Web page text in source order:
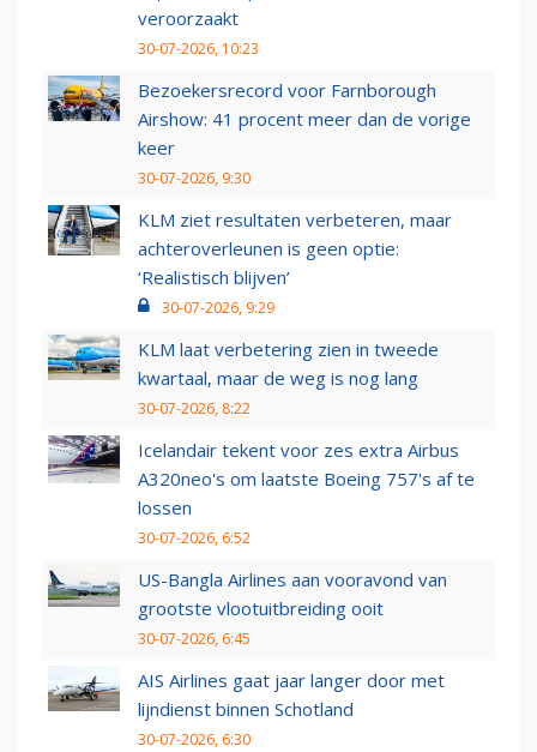
veroorzaakt
30-07-2026, 10:23
Bezoekersrecord voor Farnborough
Airshow: 41 procent meer dan de vorige
keer
30-07-2026, 9:30
KLM ziet resultaten verbeteren, maar
achteroverleunen is geen optie:
‘Realistisch blijven’
30-07-2026, 9:29
KLM laat verbetering zien in tweede
kwartaal, maar de weg is nog lang
30-07-2026, 8:22
Icelandair tekent voor zes extra Airbus
A320neo's om laatste Boeing 757's af te
lossen
30-07-2026, 6:52
US-Bangla Airlines aan vooravond van
grootste vlootuitbreiding ooit
30-07-2026, 6:45
AIS Airlines gaat jaar langer door met
lijndienst binnen Schotland
30-07-2026, 6:30